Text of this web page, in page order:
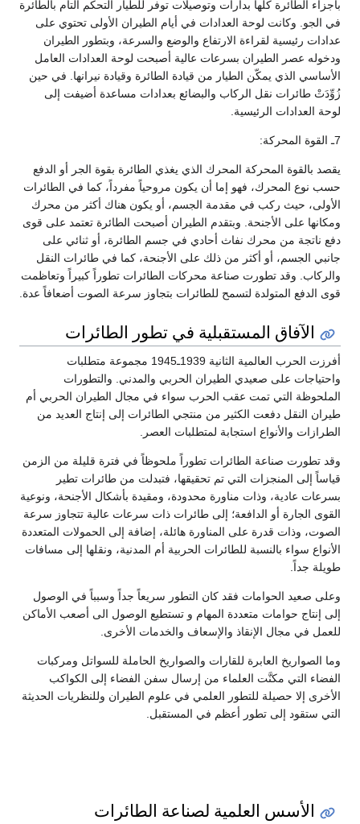
بأجزاء الطائرة كلها بدارات وتوصيلات توفر للطيار التحكم التام بالطائرة
في الجو. وكانت لوحة العدادات في أيام الطيران الأولى تحتوي على
عدادات رئيسية لقراءة الارتفاع والوضع والسرعة، وبتطور الطيران
ودخوله عصر الطيران بسرعات عالية أصبحت لوحة العدادات العامل
الأساسي الذي يمكّن الطيار من قيادة الطائرة وقيادة نيرانها. في حين
زُوِّدَتْ طائرات نقل الركاب والبضائع بعدادات مساعدة أضيفت إلى
لوحة العدادات الرئيسية.
7ـ القوة المحركة:
يقصد بالقوة المحركة المحرك الذي يغذي الطائرة بقوة الجر أو الدفع
حسب نوع المحرك، فهو إما أن يكون مروحياً مفرداً، كما في الطائرات
الأولى، حيث ركب في مقدمة الجسم، أو يكون هناك أكثر من محرك
ومكانها على الأجنحة. وبتقدم الطيران أصبحت الطائرة تعتمد على قوى
دفع ناتجة من محرك نفاث أحادي في جسم الطائرة، أو ثنائي على
جانبي الجسم، أو أكثر من ذلك على الأجنحة، كما في طائرات النقل
والركاب. وقد تطورت صناعة محركات الطائرات تطوراً كبيراً وتعاظمت
قوى الدفع المتولدة لتسمح للطائرات بتجاوز سرعة الصوت أضعافاً عدة.
الآفاق المستقبلية في تطور الطائرات
أفرزت الحرب العالمية الثانية 1939ـ1945 مجموعة متطلبات
واحتياجات على صعيدي الطيران الحربي والمدني. والتطورات
الملحوظة التي تمت عقب الحرب سواء في مجال الطيران الحربي أم
طيران النقل دفعت الكثير من منتجي الطائرات إلى إنتاج العديد من
الطرازات والأنواع استجابة لمتطلبات العصر.
وقد تطورت صناعة الطائرات تطوراً ملحوظاً في فترة قليلة من الزمن
قياساً إلى المنجزات التي تم تحقيقها، فتبدلت من طائرات تطير
بسرعات عادية، وذات مناورة محدودة، ومقيدة بأشكال الأجنحة، ونوعية
القوى الجارة أو الدافعة؛ إلى طائرات ذات سرعات عالية تتجاوز سرعة
الصوت، وذات قدرة على المناورة هائلة، إضافة إلى الحمولات المتعددة
الأنواع سواء بالنسبة للطائرات الحربية أم المدنية، ونقلها إلى مسافات
طويلة جداً.
وعلى صعيد الحوامات فقد كان التطور سريعاً جداً وسبباً في الوصول
إلى إنتاج حوامات متعددة المهام و تستطيع الوصول الى أصعب الأماكن
للعمل في مجال الإنقاذ والإسعاف والخدمات الأخرى.
وما الصواريخ العابرة للقارات والصواريخ الحاملة للسواتل ومركبات
الفضاء التي مكنَّت العلماء من إرسال سفن الفضاء إلى الكواكب
الأخرى إلا حصيلة للتطور العلمي في علوم الطيران وللنظريات الحديثة
التي ستقود إلى تطور أعظم في المستقبل.
الأسس العلمية لصناعة الطائرات